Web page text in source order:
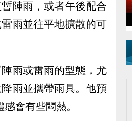
陣雨，或者午後配合
雨並往平地擴散的可
雨或雷雨的型態，尤
雨並攜帶雨具。他預
會有些悶熱。